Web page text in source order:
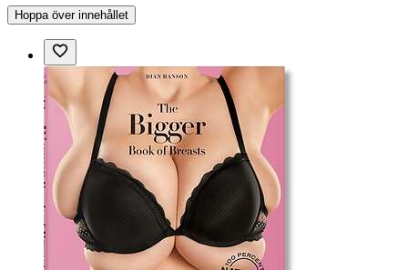
Hoppa över innehållet